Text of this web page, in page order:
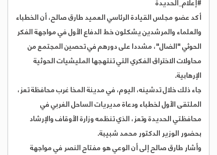
#إعلام_الحديدة
أكد عضو مجلس القيادة الرئاسي العميد طارق صالح، أن الخطباء
والعلماء والمرشدين يشكلون خط الدفاع الأول في مواجهة الفكر
الحوثي "الضال"، مشددا على دورهم في تحصين المجتمع من
محاولات الاختراق الفكري التي تنتهجها المليشيات الحوثية
الإرهابية.
جاء ذلك خلال تدشينه، اليوم، في مدينة المخا غرب محافظة تعز،
الملتقى الأول لخطباء ودعاة مديريات الساحل الغربي في
محافظتي الحديدة وتعز، الذي تنظمه وزارة الأوقاف والإرشاد
بحضور الوزير الدكتور محمد شبيبة.
وأشار طارق صالح إلى أن الوعي هو مفتاح النصر في مواجهة